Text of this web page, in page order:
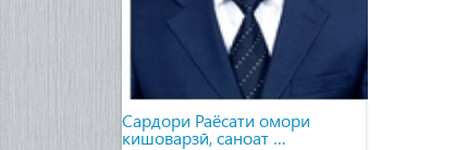
Сардори Раёсати омори
кишоварзӣ, саноат …